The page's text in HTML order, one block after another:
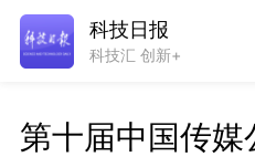
科技日报
科技汇 创新+
第十届中国传